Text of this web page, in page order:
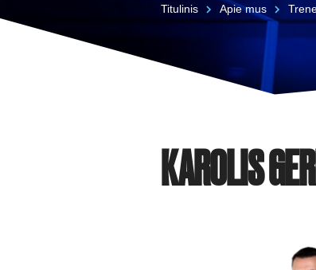
Titulinis Apie mus
KAROLIS